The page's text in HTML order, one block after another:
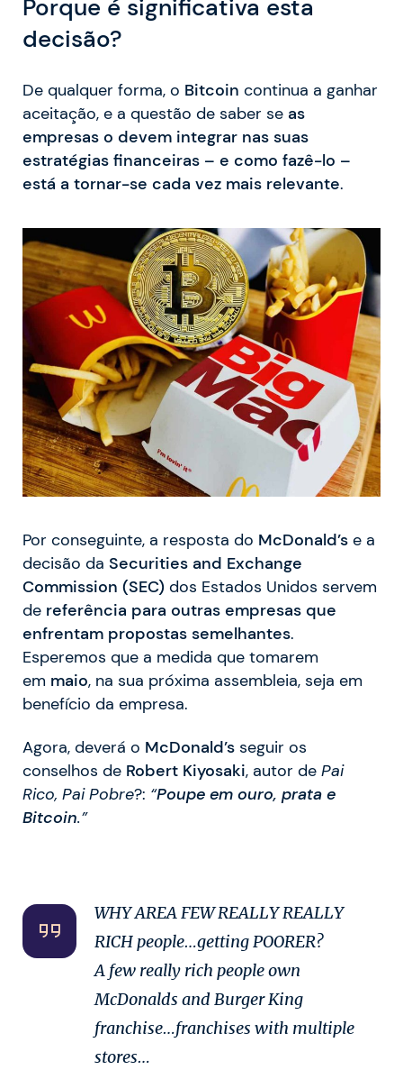
Porque é significativa esta
decisão?
De qualquer forma, o Bitcoin continua a ganhar
aceitação, e a questão de saber se as
empresas o devem integrar nas suas
estratégias financeiras – e como fazê-lo –
está a tornar-se cada vez mais relevante.
Por conseguinte, a resposta do McDonald’s e a
decisão da Securities and Exchange
Commission (SEC) dos Estados Unidos servem
de referência para outras empresas que
enfrentam propostas semelhantes.
Esperemos que a medida que tomarem
em maio, na sua próxima assembleia, seja em
benefício da empresa.
Agora, deverá o McDonald’s seguir os
conselhos de Robert Kiyosaki, autor de Pai
Rico, Pai Pobre?: “Poupe em ouro, prata e
Bitcoin.”
WHY AREA FEW REALLY REALLY
RICH people…getting POORER?
A few really rich people own
McDonalds and Burger King
franchise…franchises with multiple
stores…